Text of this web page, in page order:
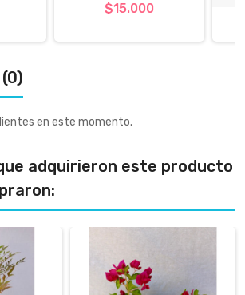
$15.000
en este momento.
adquirieron este producto